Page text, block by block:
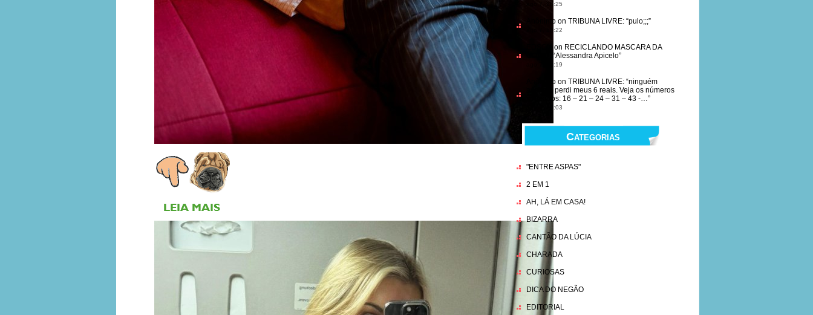
ago 7, 10:25
Anônimo on TRIBUNA LIVRE: “pulo;;;”
ago 7, 10:22
on RECICLANDO MASCARA DA
: “Alessandra Apicelo”
ago 7, 10:19
Anônimo on TRIBUNA LIVRE: “ninguém
acertou, perdi meus 6 reais. Veja os números
sorteados: 16 – 21 – 24 – 31 – 43 -…”
ago 7, 10:03
Categorias
"ENTRE ASPAS"
2 EM 1
AH, LÁ EM CASA!
BIZARRA
CANTÃO DA LÚCIA
CHARADA
CURIOSAS
DICA DO NEGÃO
EDITORIAL